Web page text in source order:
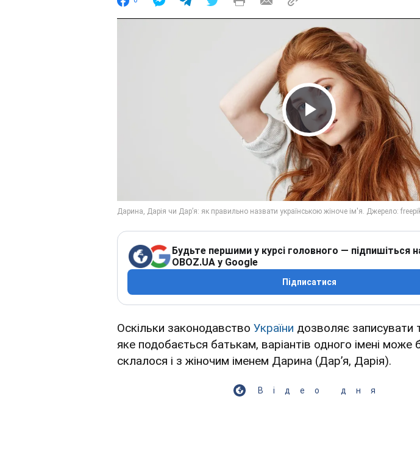
Play Video
Будьте першими у курсі головного — підпишіться
OBOZ.UA у Google
Підписатися
Оскільки законодавство України дозволяє записувати
яке подобається батькам, варіантів одного імені може
склалося і з жіночим іменем Дарина (Дар’я, Дарія).
Відео дня